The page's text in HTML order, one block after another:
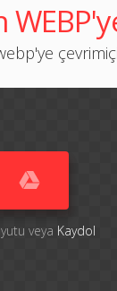
veya Kaydol